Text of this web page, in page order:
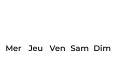
Mer Jeu Ven Sam Dim